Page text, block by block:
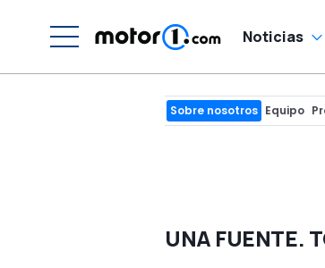
Noticias
Sobre nosotros Equipo
UNA FUENTE.